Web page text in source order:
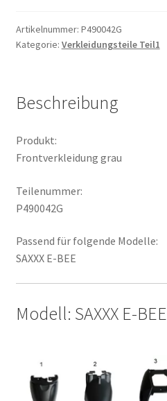
Artikelnummer: P490042G
Kategorie: Verkleidungsteile Teil1
Beschreibung
Produkt:
Frontverkleidung grau
Teilenummer:
P490042G
Passend für folgende Modelle:
SAXXX E-BEE
Modell: SAXXX E-BEE